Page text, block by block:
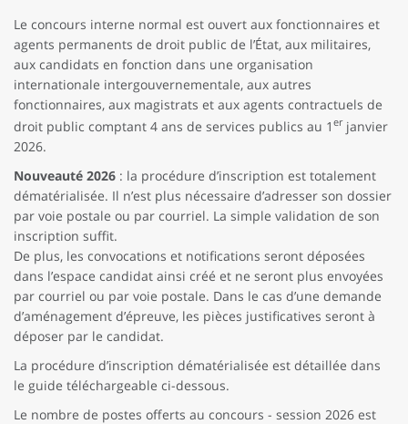
Le concours interne normal est ouvert aux fonctionnaires et
agents permanents de droit public de l’État, aux militaires,
aux candidats en fonction dans une organisation
internationale intergouvernementale, aux autres
fonctionnaires, aux magistrats et aux agents contractuels de
droit public comptant 4 ans de services publics au 1 erjanvier
2026.
Nouveauté 2026 : la procédure d’inscription est totalement
dématérialisée. Il n’est plus nécessaire d’adresser son dossier
par voie postale ou par courriel. La simple validation de son
inscription suffit.
De plus, les convocations et notifications seront déposées
dans l’espace candidat ainsi créé et ne seront plus envoyées
par courriel ou par voie postale. Dans le cas d’une demande
d’aménagement d’épreuve, les pièces justificatives seront à
déposer par le candidat.
La procédure d’inscription dématérialisée est détaillée dans
le guide téléchargeable ci-dessous.
Le nombre de postes offerts au concours - session 2026 est